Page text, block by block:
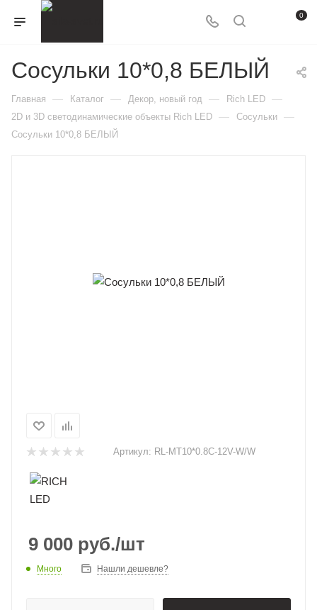
0
Сосульки 10*0,8 БЕЛЫЙ
Главная — Каталог — Декор, новый год — Rich LED —
2D и 3D cветодинамические объекты Rich LED — Сосульки —
Сосульки 10*0,8 БЕЛЫЙ
Артикул: RL-MT10*0.8C-12V-W/W
9 000 руб./шт
Много Нашли дешевле?